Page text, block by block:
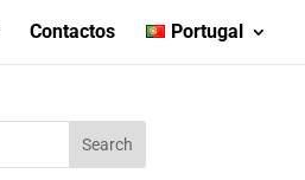
Contactos Portugal